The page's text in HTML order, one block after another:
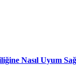
Nasıl Uyum